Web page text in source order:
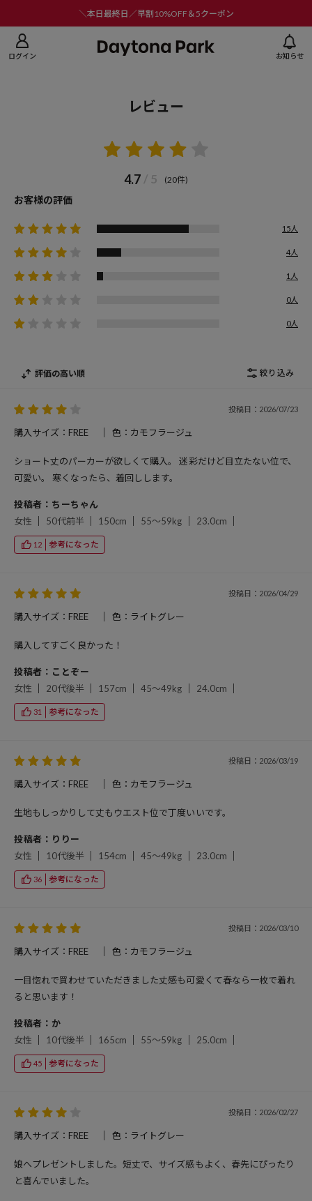
＼本日最終日／早割10%OFF＆5クーポン
ログイン お知らせ
レビュー
4.7 / 5 (20件)
お客様の評価
15人
4人
1人
0人
0人
評価の高い順 絞り込み
投稿日：2026/07/23
購入サイズ：FREE 色：カモフラージュ
ショート丈のパーカーが欲しくて購入。 迷彩だけど目立たない位で、
可愛い。 寒くなったら、着回しします。
投稿者：ちーちゃん
女性
50代前半 150cm 55～59kg 23.0cm
12 参考になった
投稿日：2026/04/29
購入サイズ：FREE 色：ライトグレー
購入してすごく良かった！
投稿者：ことぞー
女性
20代後半 157cm 45～49kg 24.0cm
31 参考になった
投稿日：2026/03/19
購入サイズ：FREE 色：カモフラージュ
生地もしっかりして丈もウエスト位で丁度いいです。
投稿者：りりー
女性
10代後半 154cm 45～49kg 23.0cm
36 参考になった
投稿日：2026/03/10
購入サイズ：FREE 色：カモフラージュ
一目惚れで買わせていただきました丈感も可愛くて春なら一枚で着れ
ると思います！
投稿者：か
女性
10代後半 165cm 55～59kg 25.0cm
45 参考になった
投稿日：2026/02/27
購入サイズ：FREE 色：ライトグレー
娘へプレゼントしました。短丈で、サイズ感もよく、春先にぴったり
と喜んでいました。